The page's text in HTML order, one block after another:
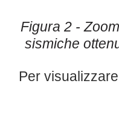
Figura 2 -
sismiche
Per